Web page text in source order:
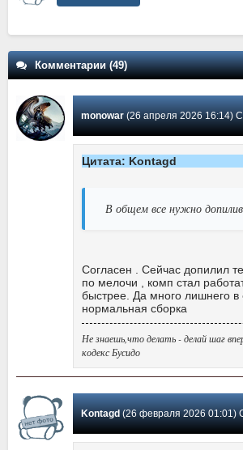
Комментарии (49)
monowar(26 апреля 2026 16:14) Сообщение
Цитата: Kontagd
В общем все нужно
Согласен . Сейчас допилил
по мелочи , комп стал
быстрее. Да много лишнего в
нормальная сборка
Не знаешь,что делать - делай шаг
кодекс Бусидо
Kontagd(26 февраля 2026 01:01) Сообщение